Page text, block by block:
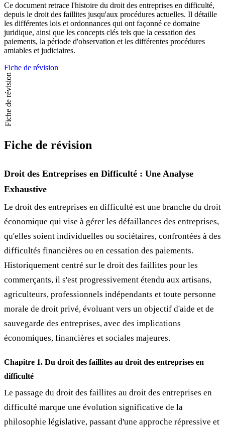
Ce document retrace l'histoire du droit des entreprises en difficulté,
depuis le droit des faillites jusqu'aux procédures actuelles. Il détaille
les différentes lois et ordonnances qui ont façonné ce domaine
juridique, ainsi que les concepts clés tels que la cessation des
paiements, la période d'observation et les différentes procédures
amiables et judiciaires.
Fiche de révision
Fiche de révision
Fiche de révision
Droit des Entreprises en Difficulté : Une Analyse
Exhaustive
Le droit des entreprises en difficulté est une branche du droit
économique qui vise à gérer les défaillances des entreprises,
qu'elles soient individuelles ou sociétaires, confrontées à des
difficultés financières ou en cessation des paiements.
Historiquement centré sur le droit des faillites pour les
commerçants, il s'est progressivement étendu aux artisans,
agriculteurs, professionnels indépendants et toute personne
morale de droit privé, évoluant vers un objectif d'aide et de
sauvegarde des entreprises, avec des implications
économiques, financières et sociales majeures.
Chapitre 1. Du droit des faillites au droit des entreprises en
difficulté
Le passage du droit des faillites au droit des entreprises en
difficulté marque une évolution significative de la
philosophie législative, passant d'une approche répressive et